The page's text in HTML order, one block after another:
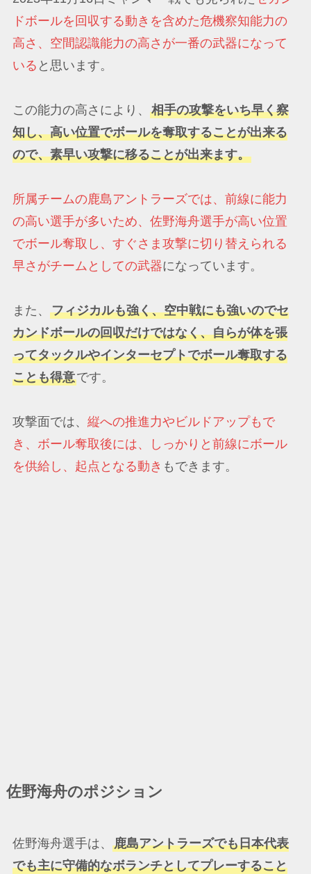
ドボールを回収する動きを含めた危機察知能力の
高さ、空間認識能力の高さが一番の武器になって
いる と思います。
この能力の高さにより、 相手の攻撃をいち早く察
知し、高い位置でボールを奪取することが出来る
ので、素早い攻撃に移ることが出来ます。
所属チームの鹿島アントラーズでは、前線に能力
の高い選手が多いため、佐野海舟選手が高い位置
でボール奪取し、すぐさま攻撃に切り替えられる
早さがチームとしての武器になっています。
また、 フィジカルも強く、空中戦にも強いのでセ
カンドボールの回収だけではなく、自らが体を張
ってタックルやインターセプトでボール奪取する
ことも得意です。
攻撃面では、 縦への推進力やビルドアップもで
き、ボール奪取後には、しっかりと前線にボール
を供給し、起点となる動き もできます。
佐野海舟のポジション
佐野海舟選手は、 鹿島アントラーズでも日本代表
でも主に守備的なボランチとしてプレーすること